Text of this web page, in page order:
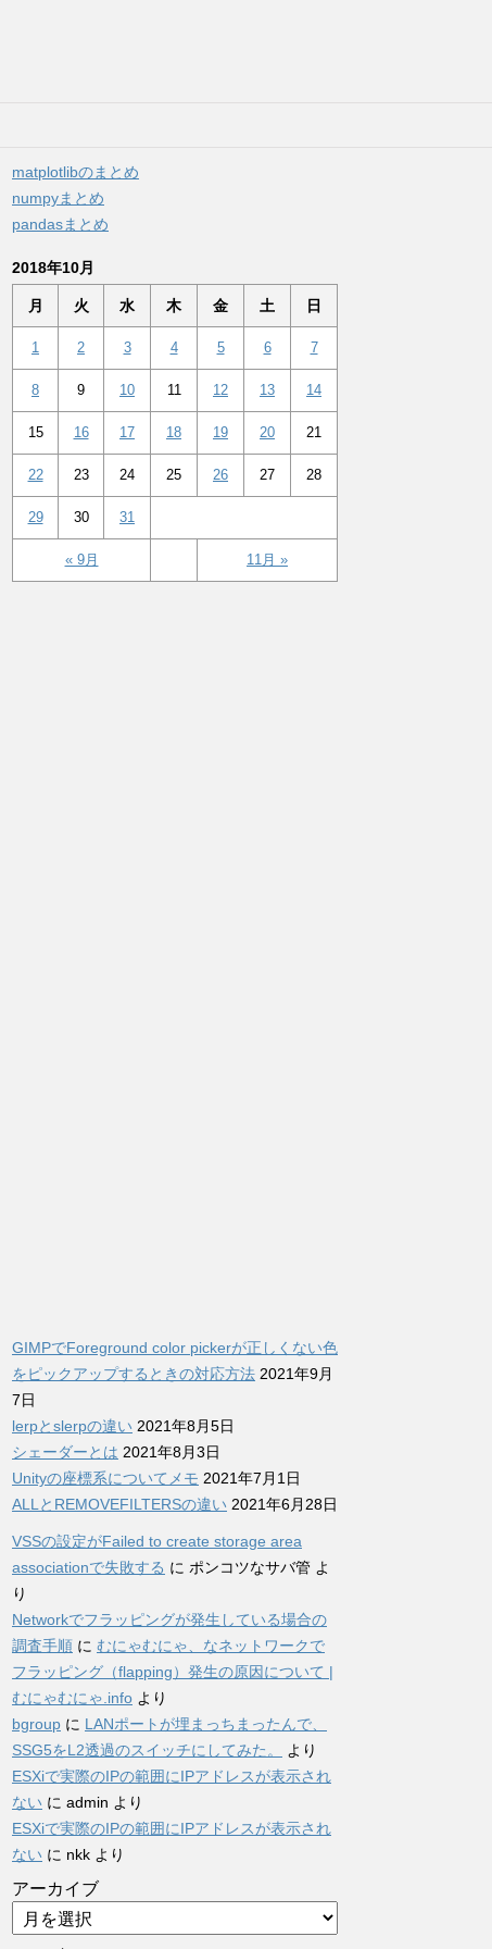
matplotlibのまとめ
numpyまとめ
pandasまとめ
2018年10月
月 火 水 木 金 土 日
« 9月 11月 »
1 2 3 4 5 6 7
8 9 10 11 12 13 14
15 16 17 18 19 20 21
22 23 24 25 26 27 28
29 30 31
GIMPでForeground color pickerが正しくない色
をピックアップするときの対応方法 2021年9月
7日
lerpとslerpの違い 2021年8月5日
シェーダーとは 2021年8月3日
Unityの座標系についてメモ 2021年7月1日
ALLとREMOVEFILTERSの違い 2021年6月28日
VSSの設定がFailed to create storage area
associationで失敗する に ポンコツなサバ管 よ
り
Networkでフラッピングが発生している場合の
調査手順 に むにゃむにゃ、なネットワークで
フラッピング（flapping）発生の原因について |
むにゃむにゃ.info より
bgroup に LANポートが埋まっちまったんで、
SSG5をL2透過のスイッチにしてみた。
より
ESXiで実際のIPの範囲にIPアドレスが表示され
ない に admin より
ESXiで実際のIPの範囲にIPアドレスが表示され
ない に nkk より
アーカイブ